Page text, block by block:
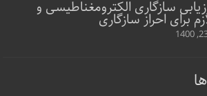
سازگاری الکترومغناطیسی و
برای احراز سازگاری